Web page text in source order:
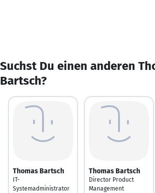
Suchst Du einen anderen
Bartsch?
Thomas Bartsch
IT-
Systemadministrator
Thomas Bartsch
Director Product
Management